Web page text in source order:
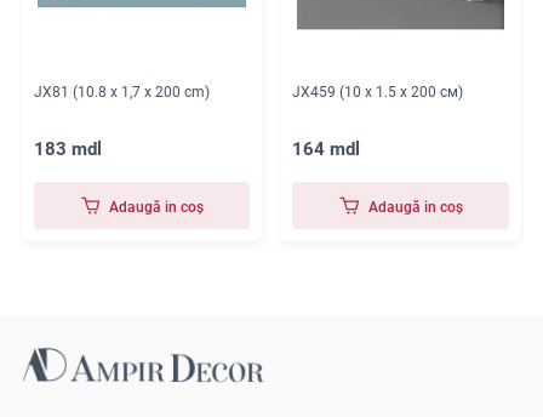
JX81 (10.8 x 1,7 x 200 cm)
183 mdl
Adaugă in coş
JX459 (10 x 1.5 x 200 см)
164 mdl
Adaugă in coş